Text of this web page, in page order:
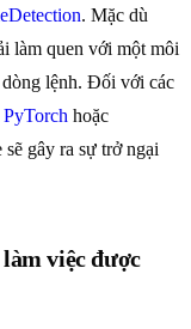
. Mặc dù
làm quen với một môi
lệnh. Đối với các
PyTorch hoặc
gây ra sự trở ngại
việc được